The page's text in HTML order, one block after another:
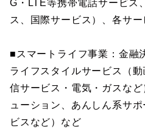
G・LTE等携帯電話サービス
ス、国際サービス）、各サ
■スマートライフ事業：金融
ライフスタイルサービス（
信サービス・電気・ガスな
ューション、あんしん系サ
ビスなど）など